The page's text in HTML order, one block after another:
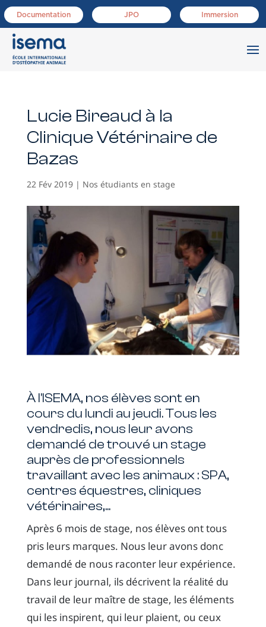
Documentation JPO Immersion
Lucie Bireaud à la
Clinique Vétérinaire de
Bazas
22 Fév 2019| Nos étudiants en stage
À l'ISEMA, nos élèves sont en
cours du lundi au jeudi. Tous les
vendredis, nous leur avons
demandé de trouvé un stage
auprès de professionnels
travaillant avec les animaux : SPA,
centres équestres, cliniques
vétérinaires,...
Après 6 mois de stage, nos élèves ont tous
pris leurs marques. Nous leur avons donc
demandé de nous raconter leur expérience.
Dans leur journal, ils décrivent la réalité du
travail de leur maître de stage, les éléments
qui les inspirent, qui leur plaient, ou ceux